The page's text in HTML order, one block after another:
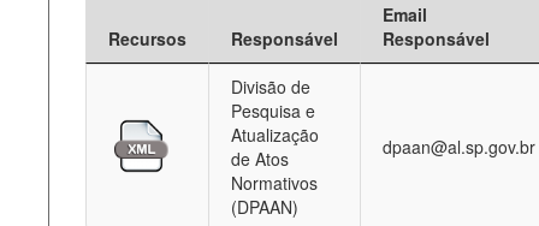
Recursos Responsável
Email
Responsável
Divisão de
Pesquisa e
Atualização
de Atos
Normativos
(DPAAN)
dpaan@al.sp.gov.br